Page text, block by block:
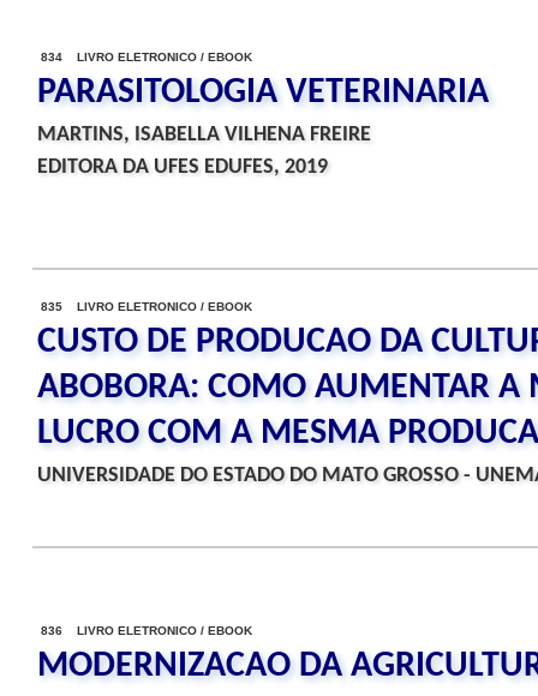
834 LIVRO ELETRONICO / EBOOK
PARASITOLOGIA VETERINARIA
MARTINS, ISABELLA VILHENA FREIRE
EDITORA DA UFES EDUFES, 2019
835 LIVRO ELETRONICO / EBOOK
CUSTO DE PRODUCAO DA
ABOBORA: COMO AUMENTAR A
LUCRO COM A MESMA
UNIVERSIDADE DO ESTADO DO MATO GROSSO -
836 LIVRO ELETRONICO / EBOOK
MODERNIZACAO DA